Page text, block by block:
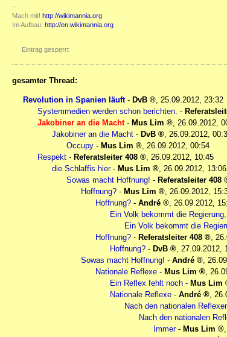
--
Mach mit! http://wikimannia.org
Im Aufbau: http://en.wikimannia.org
Eintrag gesperrt
gesamter Thread:
Revolution in Spanien läuft- DvB , 25.09.2012, 23:32
Systemmedien werden schon berichten. -
Jakobiner an die Macht- Mus Lim , 26.09.2012,
Jakobiner an die Macht - DvB , 26.09.2012,
Occupy - Mus Lim , 26.09.2012, 00:54
Respekt - Referatsleiter 408 , 26.09.2012, 10:45
die Schlaffis hier- Mus Lim , 26.09.2012, 13:06
Sowas macht Hoffnung! - Referatsleiter 408
Hoffnung? - Mus Lim , 26.09.2012,
Hoffnung? - André , 26.09.2012,
Ein Volk bekommt die
Ein Volk bekommt die
Hoffnung? - Referatsleiter 408 ,
Hoffnung? - DvB , 27.09.2012,
Sowas macht Hoffnung! - André ,
Nationale Reflexe - Mus Lim ,
Ein Reflex fehlt noch - Mus Lim
Nationale Reflexe - André ,
Nach den nationalen
Nach den nationalen
Immer- Mus Lim ,